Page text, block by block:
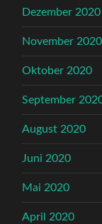
Dezember 2020
November 2020
Oktober 2020
September
August 2020
Juni 2020
Mai 2020
April 2020